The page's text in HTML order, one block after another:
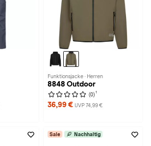
Funktionsjacke · Herren
8848 Outdoor
(0) 1
36,99 € UVP 74,99 €
Sale Nachhaltig